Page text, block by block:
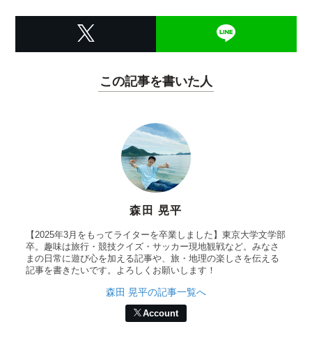
この記事を書いた人
森田 晃平
【2025年3月をもってライターを卒業しました】東京大学文学部
卒。趣味は旅行・競技クイズ・サッカー現地観戦など。みなさ
まの日常に遊び心を加える記事や、旅・地理の楽しさを伝える
記事を書きたいです。よろしくお願いします！
森田 晃平の記事一覧へ
Account